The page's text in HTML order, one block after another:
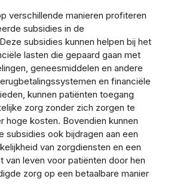
verschillende manieren profiteren
subsidies in de
subsidies kunnen helpen bij het
lasten die gepaard gaan met
geneesmiddelen en andere
en financiële
kunnen patiënten toegang
zorg zonder zich zorgen te
hoge kosten. Bovendien kunnen
subsidies ook bijdragen aan een
van zorgdiensten en een
van leven voor patiënten door hen
zorg op een betaalbare manier